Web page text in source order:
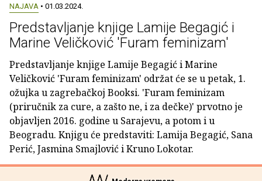
NAJAVA • 01.03.2024.
Predstavljanje knjige Lamije Begagić i
Marine Veličković 'Furam feminizam'
Predstavljanje knjige Lamije Begagić i Marine
Veličković 'Furam feminizam' održat će se u petak, 1.
ožujka u zagrebačkoj Booksi. 'Furam feminizam
(priručnik za cure, a zašto ne, i za dečke)' prvotno je
objavljen 2016. godine u Sarajevu, a potom i u
Beogradu. Knjigu će predstaviti: Lamija Begagić, Sana
Perić, Jasmina Smajlović i Kruno Lokotar.